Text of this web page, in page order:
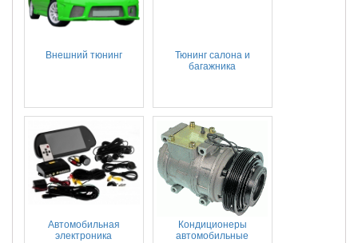
Внешний тюнинг
Тюнинг салона и
багажника
Автомобильная
электроника
Кондиционеры
автомобильные